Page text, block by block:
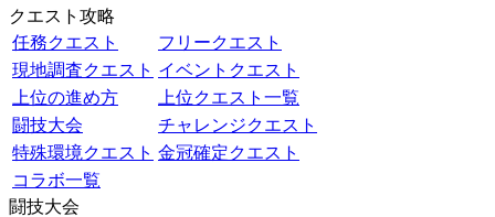
クエスト攻略
任務クエスト
フリークエスト
現地調査クエスト イベントクエスト
上位の進め方
上位クエスト一覧
闘技大会
チャレンジクエスト
特殊環境クエスト 金冠確定クエスト
コラボ一覧
闘技大会